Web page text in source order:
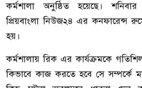
কর্মশালা অনুষ্ঠিত হয়েছে। শনিবার
প্রিয়বাংলা নিউজ২৪ এর কনফারেন্স
হয়।
কর্মশালায় রিক এর কার্যক্রমকে
কিভাবে কাজ করতে হবে সে সম্পর্কে